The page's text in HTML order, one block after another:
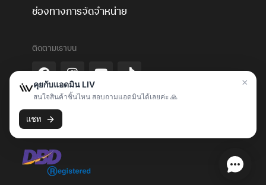
ช่องทางการจัดจำหน่าย
ติดตามเราบน
Livcommerce Co., Ltd. 172-174 Na Muang Rd., T.Nai-Muang,
A.Muang, Khon Kaen 40000, Thailand Tel: +66922875355
Tax ID: 0405565001168